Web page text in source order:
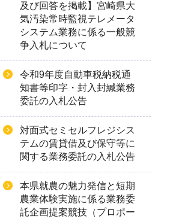
及び回答を掲載】宮崎県大
気汚染常時監視テレメータ
システム業務に係る一般競
争入札について
令和9年度自動車税納税通
知書等印字・封入封緘業務
委託の入札公告
対面式セミセルフレジシス
テムの賃貸借及び保守等に
関する業務委託の入札公告
本県就農の魅力発信と短期
農業体験実施に係る業務委
託企画提案競技（プロポー